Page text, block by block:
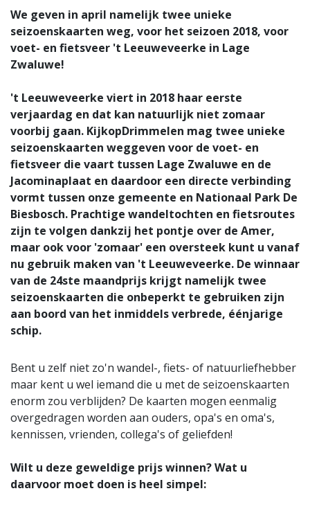
We geven in april namelijk twee unieke
seizoenskaarten weg, voor het seizoen 2018, voor
voet- en fietsveer 't Leeuweveerke in Lage
Zwaluwe!
't Leeuweveerke viert in 2018 haar eerste
verjaardag en dat kan natuurlijk niet zomaar
voorbij gaan. KijkopDrimmelen mag twee unieke
seizoenskaarten weggeven voor de voet- en
fietsveer die vaart tussen Lage Zwaluwe en de
Jacominaplaat en daardoor een directe verbinding
vormt tussen onze gemeente en Nationaal Park De
Biesbosch. Prachtige wandeltochten en fietsroutes
zijn te volgen dankzij het pontje over de Amer,
maar ook voor 'zomaar' een oversteek kunt u vanaf
nu gebruik maken van 't Leeuweveerke. De winnaar
van de 24ste maandprijs krijgt namelijk twee
seizoenskaarten die onbeperkt te gebruiken zijn
aan boord van het inmiddels verbrede, éénjarige
schip.
Bent u zelf niet zo'n wandel-, fiets- of natuurliefhebber
maar kent u wel iemand die u met de seizoenskaarten
enorm zou verblijden? De kaarten mogen eenmalig
overgedragen worden aan ouders, opa's en oma's,
kennissen, vrienden, collega's of geliefden!
Wilt u deze geweldige prijs winnen? Wat u
daarvoor moet doen is heel simpel: